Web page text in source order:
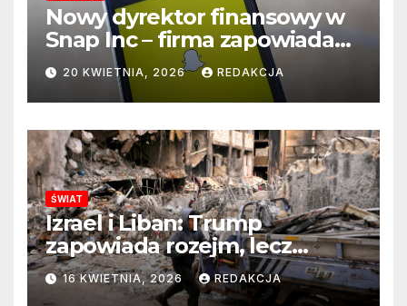
Nowy dyrektor finansowy w
Snap Inc – firma zapowiada
zmianę na kluczowym
stanowisku
20 KWIETNIA, 2026 REDAKCJA
ŚWIAT
Izrael i Liban: Trump
zapowiada rozejm, lecz
perspektywa zakończenia
wojny wciąż odległa
16 KWIETNIA, 2026 REDAKCJA